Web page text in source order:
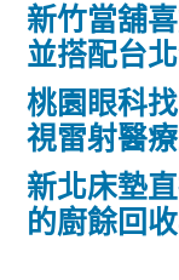
新竹當舖
並搭配台
桃園眼科
視雷射醫
新北床墊
的廚餘回